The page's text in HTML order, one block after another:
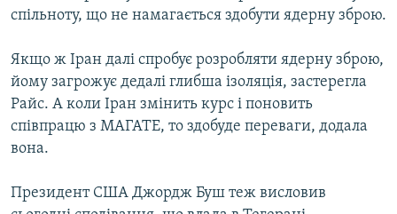
КРИМ РЕАЛІЇ
УКР
КТАТ
ДОЛУЧАЙСЯ!
спільноту, що не намагається здобути ядерну зброю.
Якщо ж Іран далі спробує розробляти ядерну зброю,
йому загрожує дедалі глибша ізоляція, застерегла
Райс. А коли Іран змінить курс і поновить
співпрацю з МАГАТЕ, то здобуде переваги, додала
вона.
Президент США Джордж Буш теж висловив